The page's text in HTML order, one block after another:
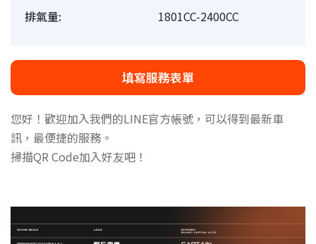
排氣量:
1801CC-2400CC
填寫服務表單
您好！歡迎加入我們的LINE官方帳號，可以得到最新車
訊，最便捷的服務。
掃描QR Code加入好友吧！